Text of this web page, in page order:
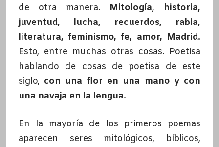
de otra manera. Mitología, historia,
juventud, lucha, recuerdos, rabia,
literatura, feminismo, fe, amor, Madrid.
Esto, entre muchas otras cosas. Poetisa
hablando de cosas de poetisa de este
siglo, con una flor en una mano y con
una navaja en la lengua.
En la mayoría de los primeros poemas
aparecen seres mitológicos, bíblicos,